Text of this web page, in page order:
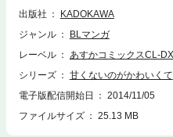
出版社
KADOKAWA
ジャンル
BLマンガ
レーベル
あすかコミックスCL-DX
シリーズ
甘くないのがかわいくて
電子版配信開始日
2014/11/05
ファイルサイズ
25.13 MB